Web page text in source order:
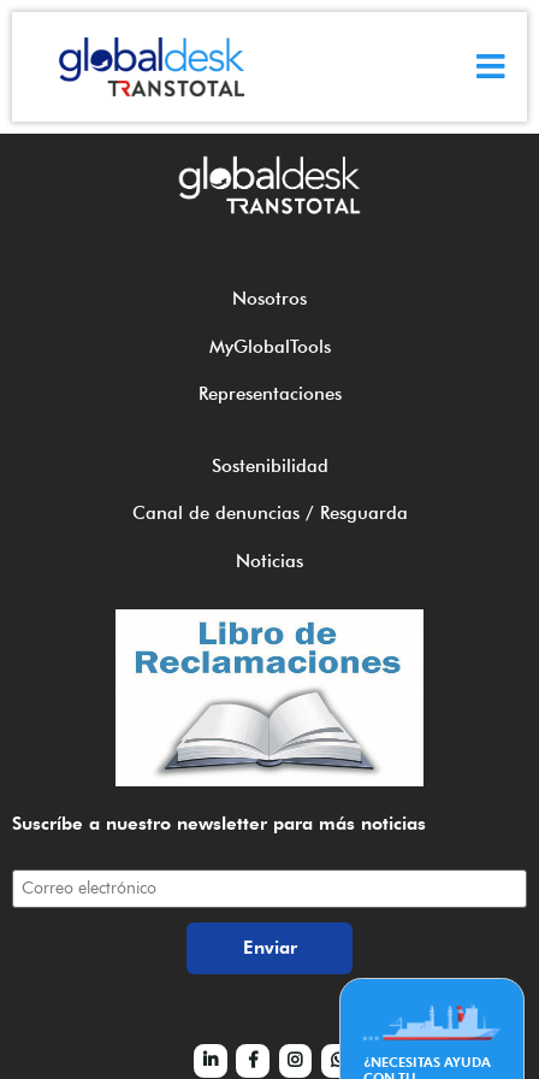
¿NECESITAS AYUDA
COMUNICADO ACTUALIZACIÓN DE RECARGOS DE
SOBREESTADÍA EXPORTACIÓN HMM CO., LTD.
COMUNICADO-ACTUALIZACION-DE-RECARGOS-POR-SOBREESTADIA-EXPORTACION-HMM-
CO.-LTD.
Descarga
Nosotros
MyGlobalTools
Representaciones
Sostenibilidad
Canal de denuncias / Resguarda
Noticias
Suscríbe a nuestro newsletter para más noticias